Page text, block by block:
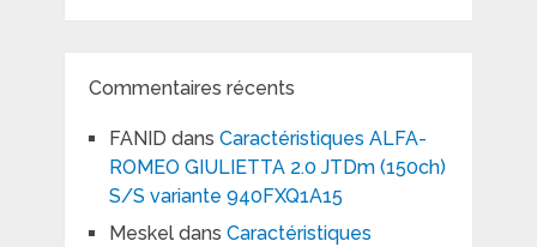
Commentaires récents
FANID dans Caractéristiques ALFA-
ROMEO GIULIETTA 2.0 JTDm (150ch)
S/S variante 940FXQ1A15
Meskeldans Caractéristiques